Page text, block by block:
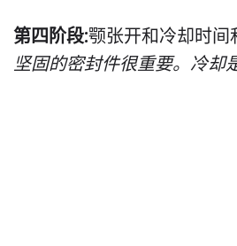
第四阶段:颚张开和冷却时
坚固的密封件很重要。冷却